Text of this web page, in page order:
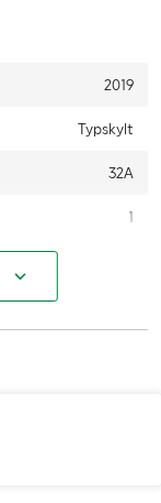
2019
Typskylt
32A
1